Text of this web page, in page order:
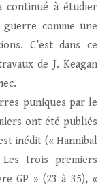
continué à étudier
comme une
C’est dans ce
de J. Keagan
puniques par le
ont été publiés
inédit (« Hannibal
trois premiers
GP » (23 à 35), «